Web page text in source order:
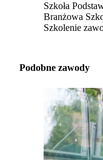
Szkoła
Branżowa
Szkolenie
Podobne zawody